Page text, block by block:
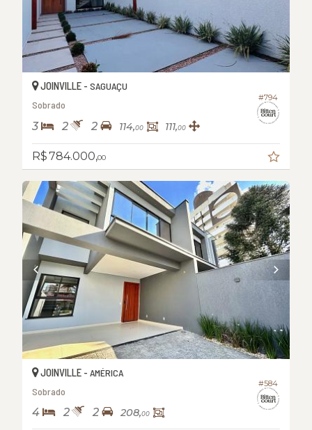
#794
JOINVILLE - SAGUAÇU
Sobrado
3 2 2 114,00 111,00
R$ 784.000,00
#584
JOINVILLE - AMÉRICA
Sobrado
4 2 2 208,00